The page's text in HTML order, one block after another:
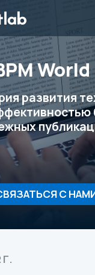
World
развития
С
Г.